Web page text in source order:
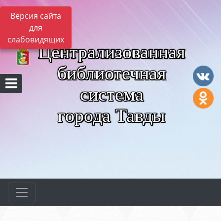
Версия сайта
для
слабовидящих
Централизованная
библиотечная
система
города Тавды